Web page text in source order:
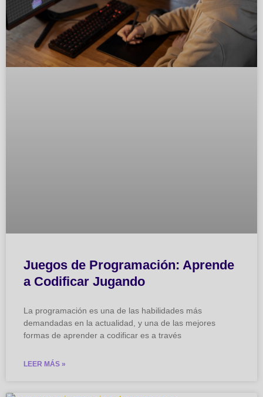
Juegos de Programación: Aprende
a Codificar Jugando
La programación es una de las habilidades más
demandadas en la actualidad, y una de las mejores
formas de aprender a codificar es a través
LEER MÁS »